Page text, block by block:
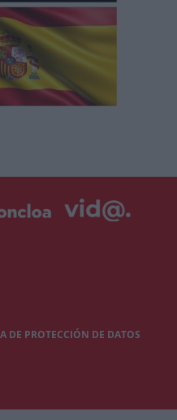
DE PROTECCIÓN DE DATOS